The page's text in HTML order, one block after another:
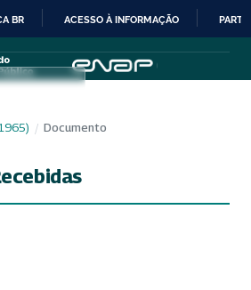
IR
PARA
CONTEÚDO
BR ACESSO À INFORMAÇÃO
/ Documento